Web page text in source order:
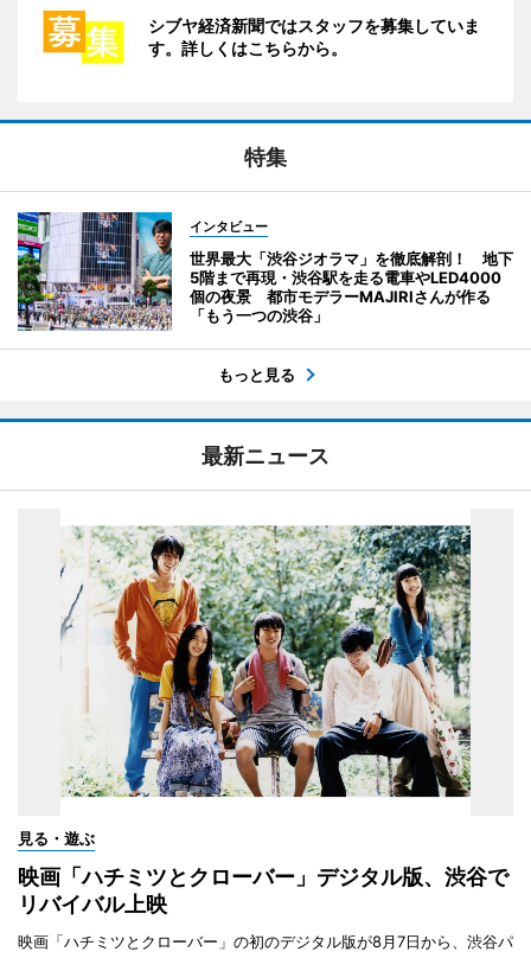
シブヤ経済新聞ではスタッフを募集していま
す。詳しくはこちらから。
特集
インタビュー
世界最大「渋谷ジオラマ」を徹底解剖！ 地下
5階まで再現・渋谷駅を走る電車やLED4000
個の夜景 都市モデラーMAJIRIさんが作る
「もう一つの渋谷」
もっと見る
最新ニュース
見る・遊ぶ
映画「ハチミツとクローバー」デジタル版、渋谷で
リバイバル上映
映画「ハチミツとクローバー」の初のデジタル版が8月7日から、渋谷パ